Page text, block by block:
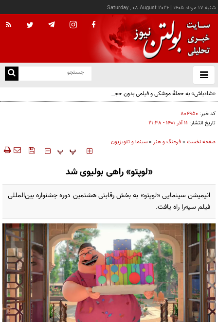
شنبه ۱۷ مرداد ۱۴۰۵ |
Saturday , 08 August 2026
باز
و
«شادباش» به حملۀ موشکی و فیلمی بدون حجاب؛ روایت تناقض‌های محسن قرایی
کد خبر: ۸۰۴۹۵۰
تاریخ انتشار: ۱۱ آذر ۱۴۰۱ - ۲۱:۳۸
صفحه نخست »فرهنگ و هنر »سینما و تلویزیون
‍‍‍ پ پ
«لوپتو» راهی بولیوی شد
انیمیشن سینمایی «لوپتو» به بخش رقابتی هشتمین دوره جشنواره بین‌المللی
فیلم سیه‌را راه یافت.